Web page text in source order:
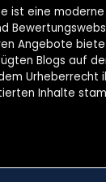
ist eine
Angebote
Blogs auf
Urheberrecht
Inhalte